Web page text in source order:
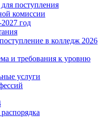
поступления
комиссии
год
в колледж 2026
и требования к уровню
услуги